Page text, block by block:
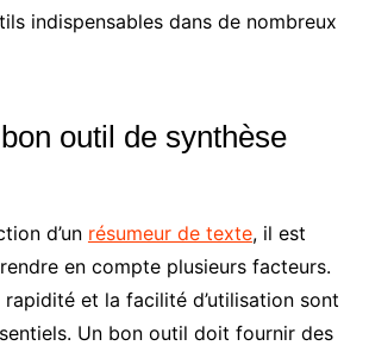
indispensables dans de nombreux
outil de synthèse
d’un résumeur de texte, il est
en compte plusieurs facteurs.
rapidité et la facilité d’utilisation sont
Un bon outil doit fournir des